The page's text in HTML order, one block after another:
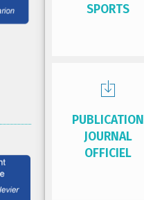
SPORTS
PUBLICATION
JOURNAL
OFFICIEL